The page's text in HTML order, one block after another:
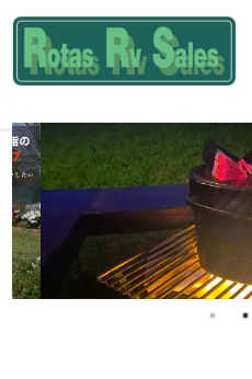
会社案内
会社概要
店舗案内
本社三芳展示場/三芳工場